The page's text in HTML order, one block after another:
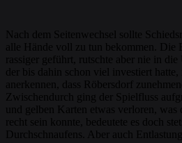
Nach dem Seitenwechsel sollte
alle Hände voll zu tun bekommen. Die
rassiger geführt, rutschte aber nie in
der bis dahin schon viel investiert hatte,
anerkennen, dass Röbersdorf
Zwischendurch ging der Spielfluss
und gelben Karten etwas verloren, was
recht sein konnte, bedeutete es doch
Durchschnaufens. Aber auch